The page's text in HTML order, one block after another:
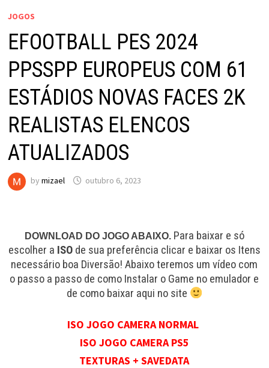
JOGOS
EFOOTBALL PES 2024
PPSSPP EUROPEUS COM 61
ESTÁDIOS NOVAS FACES 2K
REALISTAS ELENCOS
ATUALIZADOS
by mizael outubro 6, 2023
DOWNLOAD DO JOGO ABAIXO. Para baixar e só
escolher a ISOde sua preferência clicar e baixar os Itens
necessário boa Diversão! Abaixo teremos um vídeo com
o passo a passo de como Instalar o Game no emulador e
de como baixar aqui no site
ISO JOGO CAMERA NORMAL
ISO JOGO CAMERA PS5
TEXTURAS + SAVEDATA